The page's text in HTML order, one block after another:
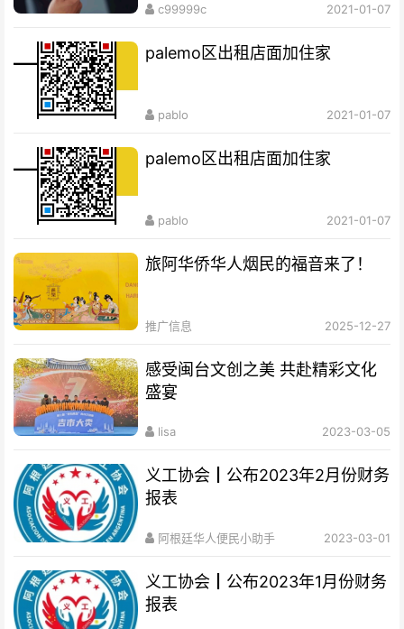
c99999c 2021-01-07
palemo区出租店面加住家
pablo 2021-01-07
palemo区出租店面加住家
pablo 2021-01-07
旅阿华侨华人烟民的福音来了！
推广信息 2025-12-27
感受闽台文创之美 共赴精彩文化
盛宴
lisa 2023-03-05
义工协会┃公布2023年2月份财务
报表
阿根廷华人便民小助手 2023-03-01
义工协会┃公布2023年1月份财务
报表